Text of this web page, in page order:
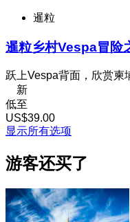
暹粒
暹粒乡村Vespa冒险
跃上Vespa背面，欣赏柬
新
低至
US$39.00
显示所有选项
游客还买了